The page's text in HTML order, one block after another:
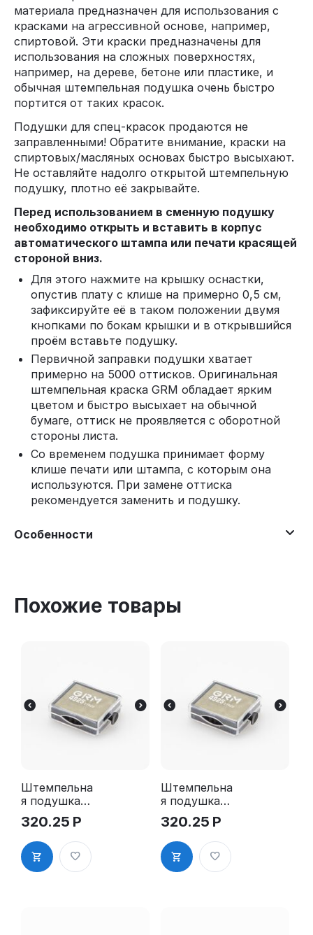
материала предназначен для использования с
красками на агрессивной основе, например,
спиртовой. Эти краски предназначены для
использования на сложных поверхностях,
например, на дереве, бетоне или пластике, и
обычная штемпельная подушка очень быстро
портится от таких красок.
Подушки для спец-красок продаются не
заправленными! Обратите внимание, краски на
спиртовых/масляных основах быстро высыхают.
Не оставляйте надолго открытой штемпельную
подушку, плотно её закрывайте.
Перед использованием в сменную подушку
необходимо открыть и вставить в корпус
автоматического штампа или печати красящей
стороной вниз.
Для этого нажмите на крышку оснастки,
опустив плату с клише на примерно 0,5 см,
зафиксируйте её в таком положении двумя
кнопками по бокам крышки и в открывшийся
проём вставьте подушку.
Первичной заправки подушки хватает
примерно на 5000 оттисков. Оригинальная
штемпельная краска GRM обладает ярким
цветом и быстро высыхает на обычной
бумаге, оттиск не проявляется с оборотной
стороны листа.
Со временем подушка принимает форму
клише печати или штампа, с которым она
используются. При замене оттиска
рекомендуется заменить и подушку.
Особенности
Похожие товары
Штемпельна
я подушка
для GRM
4925 2Pads
320.25 Р
Штемпельна
я подушка
для GRM
4925 2Pads,
синяя
320.25 Р